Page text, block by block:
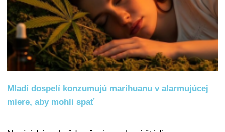
Mladí dospelí konzumujú marihuanu v alarmujúcej
miere, aby mohli spať